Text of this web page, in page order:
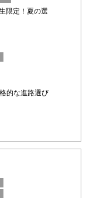
限定！夏の選
的な進路選び